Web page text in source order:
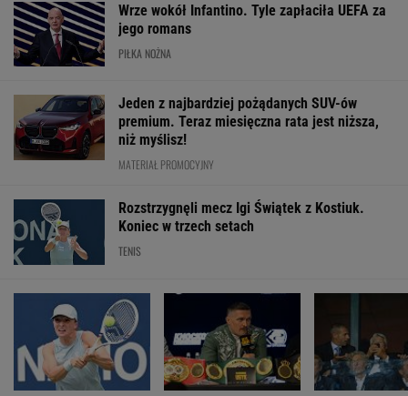
Wrze wokół Infantino. Tyle zapłaciła UEFA za
jego romans
PIŁKA NOŻNA
Jeden z najbardziej pożądanych SUV-ów
premium. Teraz miesięczna rata jest niższa,
niż myślisz!
MATERIAŁ PROMOCYJNY
Rozstrzygnęli mecz Igi Świątek z Kostiuk.
Koniec w trzech setach
TENIS